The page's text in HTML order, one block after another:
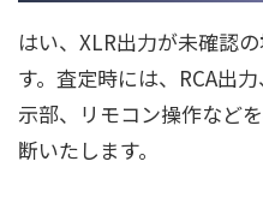
はい、XLR出力が未確認
す。査定時には、RCA出
示部、リモコン操作など
断いたします。